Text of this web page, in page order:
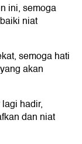
ini, semoga
niat
semoga hati
akan
hadir,
dan niat